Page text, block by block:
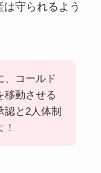
守られるよう
、コールド
移動させる
認と2人体制